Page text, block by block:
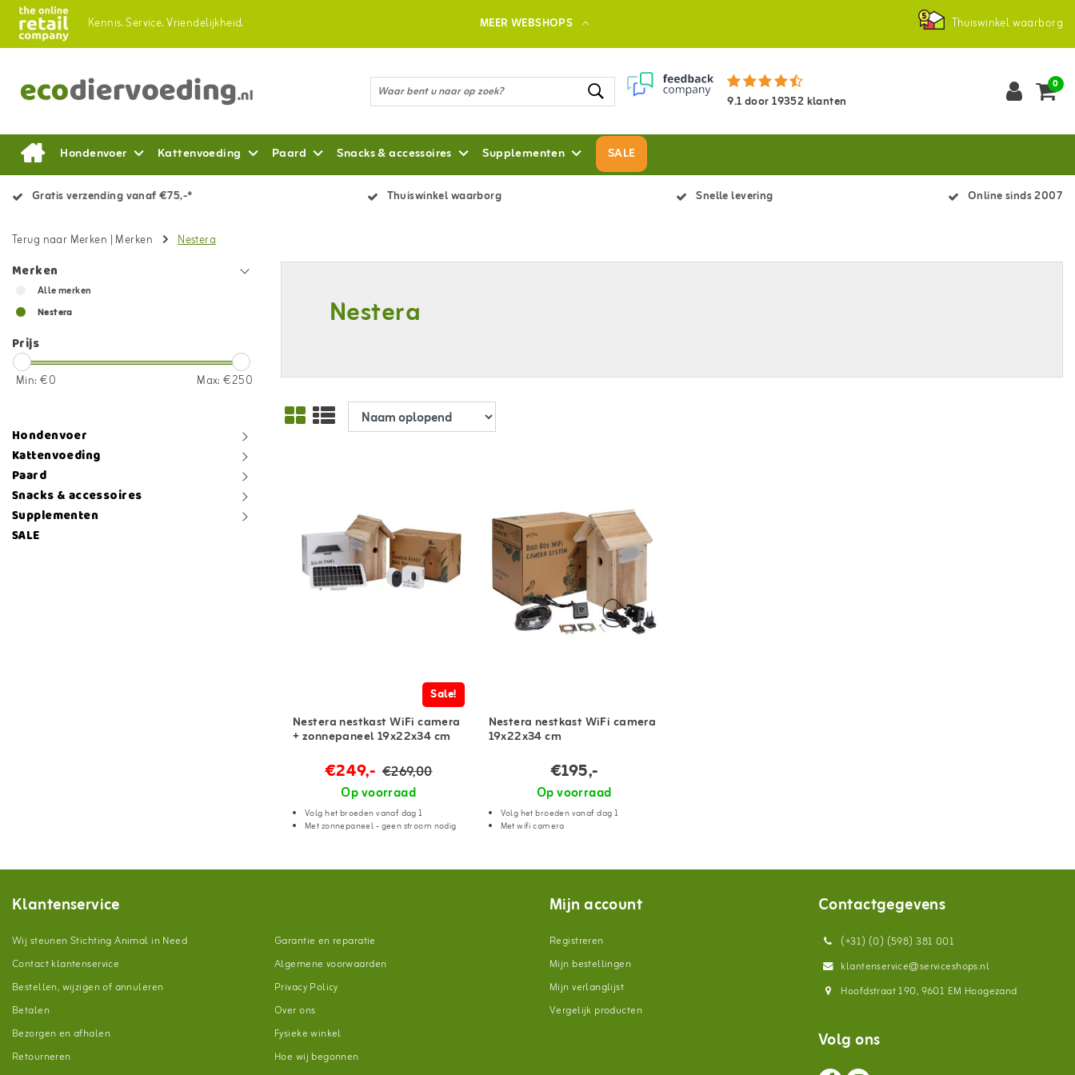
Kennis.Service.Vriendelijkheid. MEER WEBSHOPS Thuiswinkel waarborg
9.1door19352klanten
0
Hondenvoer Kattenvoeding Paard Snacks & accessoires Supplementen SALE
Gratis verzending vanaf €75,-* Thuiswinkel waarborg Snelle levering Online sinds 2007
Terug naar Merken | Merken Nestera
Merken
Alle merken
Nestera
Prijs
Min: €0 Max: €250
Hondenvoer
Kattenvoeding
Paard
Snacks & accessoires
Supplementen
SALE
Nestera
Sale!
Nestera nestkast WiFi camera
+ zonnepaneel 19x22x34 cm
€249,- €269,00
Op voorraad
Volg het broeden vanaf dag 1
Met zonnepaneel - geen stroom nodig
Nestera nestkast WiFi camera
19x22x34 cm
€195,-
Op voorraad
Volg het broeden vanaf dag 1
Met wifi camera
Klantenservice
Wij steunen Stichting Animal in Need
Contact klantenservice
Bestellen, wijzigen of annuleren
Betalen
Bezorgen en afhalen
Retourneren
Garantie en reparatie
Algemene voorwaarden
Privacy Policy
Over ons
Fysieke winkel
Hoe wij begonnen
Mijn account
Registreren
Mijn bestellingen
Mijn verlanglijst
Vergelijk producten
Contactgegevens
(+31) (0) (598) 381 001
klantenservice@serviceshops.nl
Hoofdstraat 190, 9601 EM Hoogezand
Volg ons